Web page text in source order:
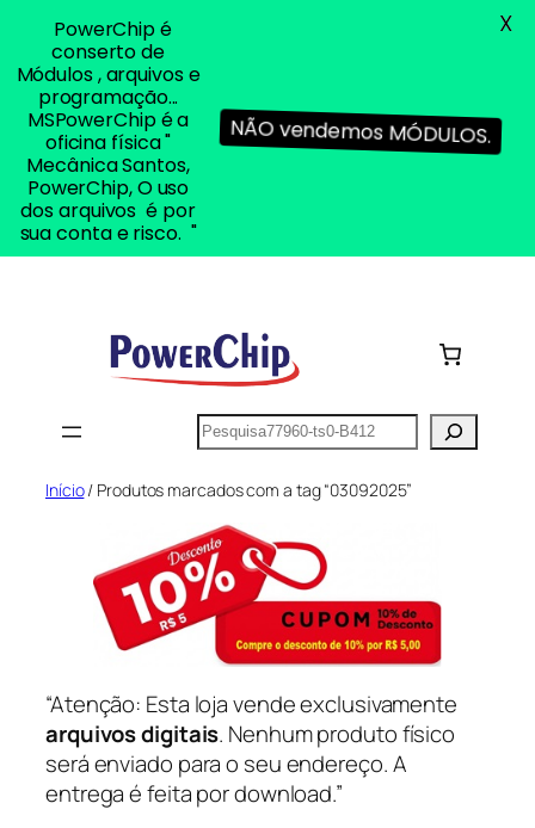
Pesquisar
Início/ Produtos marcados com a tag “03092025”
“Atenção: Esta loja vende exclusivamente
arquivos digitais. Nenhum produto físico
será enviado para o seu endereço. A
entrega é feita por download.”
PowerChip é
conserto de
Módulos , arquivos e
programação...
MSPowerChip é a
oficina física "
Mecânica Santos,
PowerChip, O uso
dos arquivos é por
sua conta e risco. "
NÃO vendemos MÓDULOS.
X